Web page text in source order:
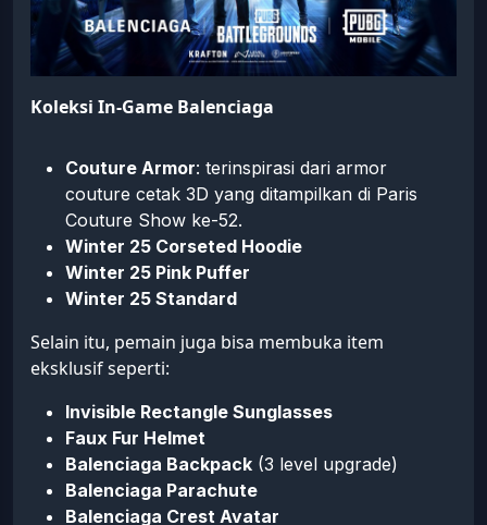
Koleksi In-Game Balenciaga
Couture Armor: terinspirasi dari armor
couture cetak 3D yang ditampilkan di Paris
Couture Show ke-52.
Winter 25 Corseted Hoodie
Winter 25 Pink Puffer
Winter 25 Standard
Selain itu, pemain juga bisa membuka item
eksklusif seperti:
Invisible Rectangle Sunglasses
Faux Fur Helmet
Balenciaga Backpack (3 level upgrade)
Balenciaga Parachute
Balenciaga Crest Avatar